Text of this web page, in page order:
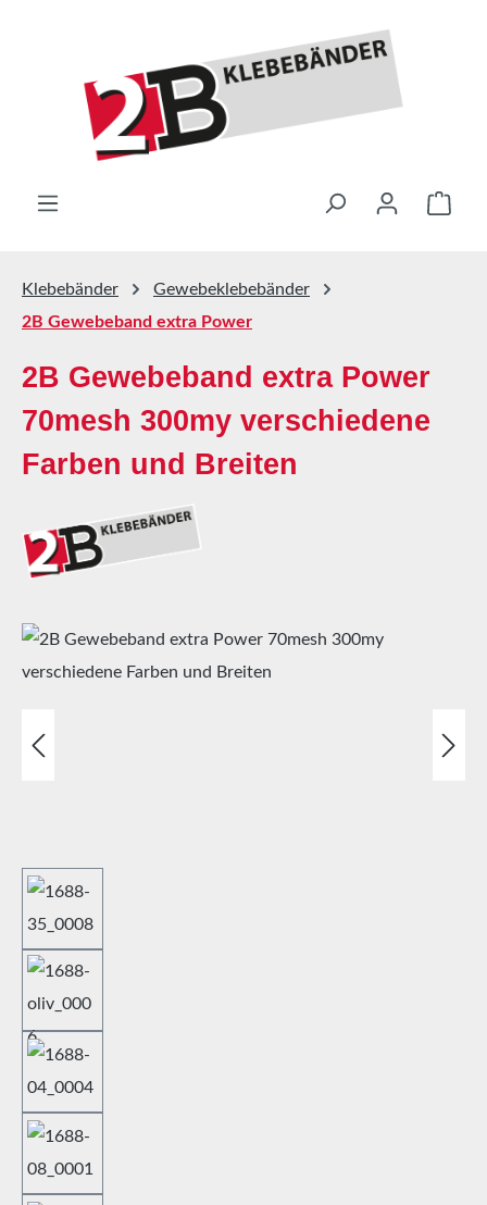
Klebebänder
Gewebeklebebänder
2B Gewebeband extra Power
2B Gewebeband extra Power
70mesh 300my verschiedene
Farben und Breiten
Bildergalerie überspringen